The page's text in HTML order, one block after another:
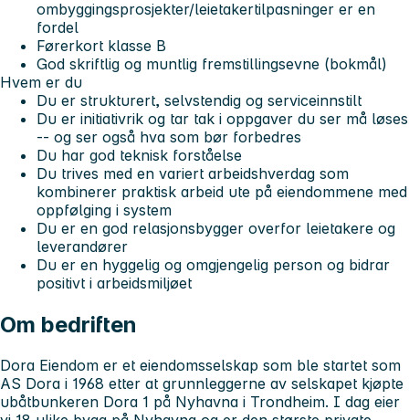
ombyggingsprosjekter/leietakertilpasninger er en
fordel
Førerkort klasse B
God skriftlig og muntlig fremstillingsevne (bokmål)
Hvem er du
Du er strukturert, selvstendig og serviceinnstilt
Du er initiativrik og tar tak i oppgaver du ser må løses
-- og ser også hva som bør forbedres
Du har god teknisk forståelse
Du trives med en variert arbeidshverdag som
kombinerer praktisk arbeid ute på eiendommene med
oppfølging i system
Du er en god relasjonsbygger overfor leietakere og
leverandører
Du er en hyggelig og omgjengelig person og bidrar
positivt i arbeidsmiljøet
Om bedriften
Dora Eiendom er et eiendomsselskap som ble startet som
AS Dora i 1968 etter at grunnleggerne av selskapet kjøpte
ubåtbunkeren Dora 1 på Nyhavna i Trondheim. I dag eier